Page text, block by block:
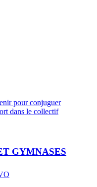
pour conjuguer
dans le collectif
GYMNASES